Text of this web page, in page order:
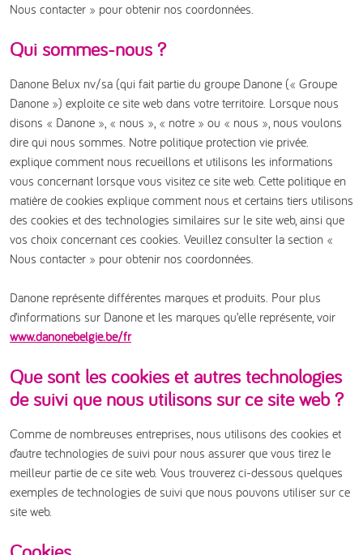
Nous contacter » pour obtenir nos coordonnées.
Qui sommes-nous ?
Danone Belux nv/sa (qui fait partie du groupe Danone (« Groupe
Danone ») exploite ce site web dans votre territoire. Lorsque nous
disons « Danone », « nous », « notre » ou « nous », nous voulons
dire qui nous sommes. Notre politique protection vie privée.
explique comment nous recueillons et utilisons les informations
vous concernant lorsque vous visitez ce site web. Cette politique en
matière de cookies explique comment nous et certains tiers utilisons
des cookies et des technologies similaires sur le site web, ainsi que
vos choix concernant ces cookies. Veuillez consulter la section «
Nous contacter » pour obtenir nos coordonnées.
Danone représente différentes marques et produits. Pour plus
d’informations sur Danone et les marques qu’elle représente, voir
www.danonebelgie.be/fr
Que sont les cookies et autres technologies
de suivi que nous utilisons sur ce site web ?
Comme de nombreuses entreprises, nous utilisons des cookies et
d’autre technologies de suivi pour nous assurer que vous tirez le
meilleur partie de ce site web. Vous trouverez ci-dessous quelques
exemples de technologies de suivi que nous pouvons utiliser sur ce
site web.